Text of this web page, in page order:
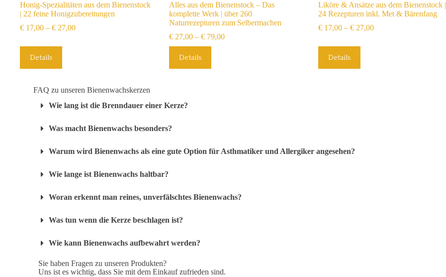
Honig-Spezialitäten aus dem Bienenstock
| 22 feine Honigzubereitungen
€ 17,00 – € 27,00
Details
Alles aus dem Bienenstock – Das
komplette Werk | über 260
Naturrezepturen zum Selbermachen
€27,00– €79,00
Details
Liköre & Ansätze aus dem Bienenstock |
24 Rezepturen inkl. Met & Bärenfang
€17,00– €27,00
Details
FAQ zu unseren Bienenwachskerzen
Wie lang ist die Brenndauer einer Kerze?
Was macht Bienenwachs besonders?
Warum wird Bienenwachs als eine gute Option für Asthmatiker und Allergiker angesehen?
Wie lange ist Bienenwachs haltbar?
Woran erkennt man reines, unverfälschtes Bienenwachs?
Was tun wenn die Kerze beschlagen ist?
Wie kann Bienenwachs aufbewahrt werden?
Sie haben Fragen zu unseren Produkten?
Uns ist es wichtig, dass Sie mit dem Einkauf zufrieden sind.